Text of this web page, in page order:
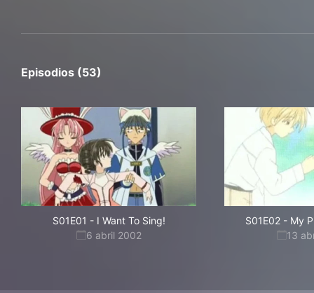
Episodios (53)
S01E01 - I Want To Sing!
6 abril 2002
S01E02- My
13